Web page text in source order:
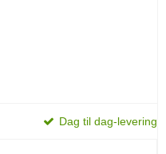
Dag til dag-levering